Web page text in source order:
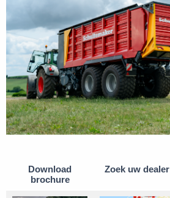
Download
brochure
Zoek uw dealer